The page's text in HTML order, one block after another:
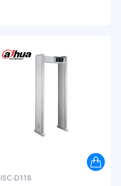
ISC-D118